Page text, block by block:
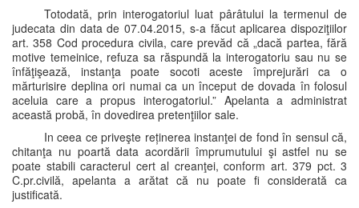
Totodată, prin interogatoriul luat pârâtului la termenul de
judecata din data de 07.04.2015, s-a făcut aplicarea dispoziţiilor
art. 358 Cod procedura civila, care prevăd că „dacă partea, fără
motive temeinice, refuza sa răspundă la interogatoriu sau nu se
înfăţişează, instanţa poate socoti aceste împrejurări ca o
mărturisire deplina ori numai ca un început de dovada în folosul
aceluia care a propus interogatoriul.” Apelanta a administrat
această probă, în dovedirea pretenţiilor sale.
In ceea ce priveşte reținerea instanţei de fond în sensul că,
chitanţa nu poartă data acordării împrumutului şi astfel nu se
poate stabili caracterul cert al creanţei, conform art. 379 pct. 3
C.pr.civilă, apelanta a arătat că nu poate fi considerată ca
justificată.